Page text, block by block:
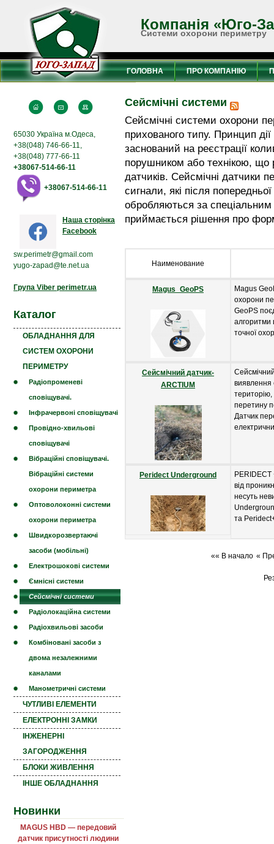
Компанія «Юго-
Системи охорони периметру
ГОЛОВНА ПРО КОМПАНІЮ
65030 Україна м.Одеса,
+38(048) 746-66-11,
+38(048) 777-66-11
+38067-514-66-11
+38067-514-66-11
Наша сторінка
Facebook
sw.perimetr@gmail.com
yugo-zapad@te.net.ua
Група Viber perimetr.ua
Каталог
ОБЛАДНАННЯ ДЛЯ
СИСТЕМ ОХОРОНИ
ПЕРИМЕТРУ
Радіопроменеві
сповіщувачі.
Інфрачервоні сповіщувачі
Провідно-хвильові
сповіщувачі
Вібраційні сповіщувачі.
Вібраційні системи
охорони периметра
Оптоволоконні системи
охорони периметра
Швидкорозвертаючі
засоби (мобільні)
Електрошокові системи
Ємнісні системи
Сейсмічні системи
Радіолокаційна системи
Радіохвильові засоби
Комбіновані засоби з
двома незалежними
каналами
Манометричні системи
ЧУТЛИВІ ЕЛЕМЕНТИ
ЕЛЕКТРОННІ ЗАМКИ
ІНЖЕНЕРНІ
ЗАГОРОДЖЕННЯ
БЛОКИ ЖИВЛЕННЯ
ІНШЕ ОБЛАДНАННЯ
Новинки
MAGUS HBD — передовий
датчик присутності людини
Сейсмічні системи
Сейсмічні системи охорони
прихованого типу. Принцип
заснований на реєстрації
порушником або технікою, що
датчиків. Сейсмічні датчики
сигнали, які після
обробляються за спеціальним
приймається рішення про
Наименование
Magus_GeoPS
Magus
охорони
GeoPS
алгоритми
точної
Сейсмічний датчик-
ARCTIUM
виявлення
перетину
Датчик
Peridect Underground
PERIDECT
від
несуть
та
«« В начало «